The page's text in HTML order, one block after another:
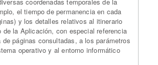
el tiempo de permanencia en cada
y los detalles relativos al itinerario
de la Aplicación, con especial referencia
páginas consultadas, a los parámetros
operativo y al entorno informático